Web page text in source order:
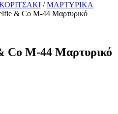
/ΜΑΡΤΥΡΙΚΑ
& Co M-44 Μαρτυρικό
Co M-44 Μαρτυρικό